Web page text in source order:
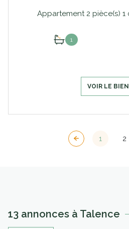
1
VOIR LE BIEN
1 2
13 annonces à Talence